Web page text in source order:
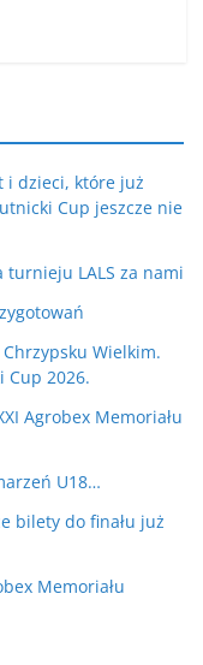
i dzieci, które już
Cup jeszcze nie
turnieju LALS za nami
Wielkim.
Cup 2026.
Agrobex Memoriału
U18…
bilety do finału już
Memoriału